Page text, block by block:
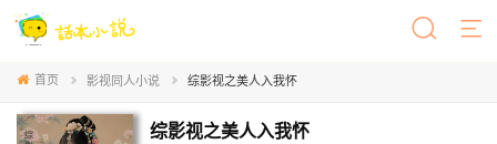
首页 影视同人小说 综影视之美人入我怀
综影视之美人入我怀